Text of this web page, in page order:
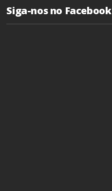
Siga-nos no Facebook